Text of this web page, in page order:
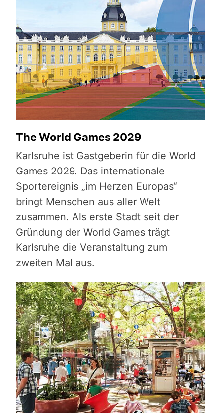
The World Games 2029
Karlsruhe ist Gastgeberin für die World
Games 2029. Das internationale
Sportereignis „im Herzen Europas“
bringt Menschen aus aller Welt
zusammen. Als erste Stadt seit der
Gründung der World Games trägt
Karlsruhe die Veranstaltung zum
zweiten Mal aus.